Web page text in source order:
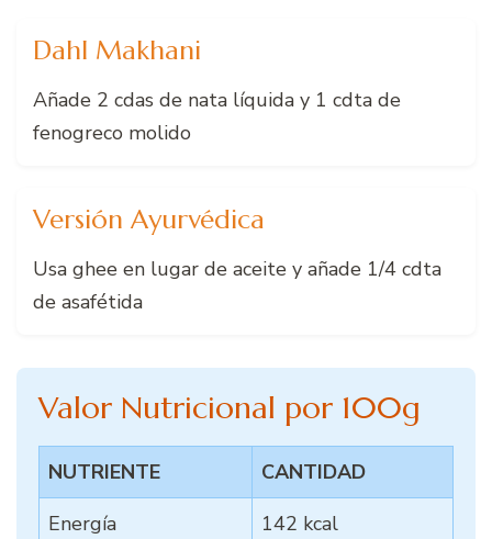
Dahl Makhani
Añade 2 cdas de nata líquida y 1 cdta de
fenogreco molido
Versión Ayurvédica
Usa ghee en lugar de aceite y añade 1/4 cdta
de asafétida
Valor Nutricional por 100g
NUTRIENTE
CANTIDAD
Energía
142 kcal